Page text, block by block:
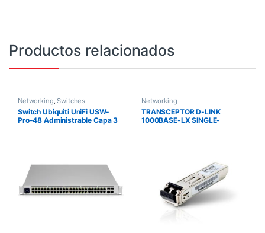
Productos relacionados
Networking,Switches
Switch Ubiquiti UniFi USW-
Pro-48 Administrable Capa 3
Networking
TRANSCEPTOR D-LINK
1000BASE-LX SINGLE-